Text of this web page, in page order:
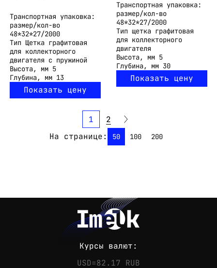
Транспортная упаковка:
размер/кол-во
48*32*27/2000
Тип Щетка графитовая
для коллекторного
двигателя с пружиной
Высота, мм 5
Глубина, мм 13
Показать цену
Транспортная упаковка:
размер/кол-во
48*32*27/2000
Тип щетка графитовая
для коллекторного
двигателя
Высота, мм 5
Глубина, мм 30
Показать цену
1
2
На странице:
50 100 200
Курсы валют:
USD=82.17 RUB